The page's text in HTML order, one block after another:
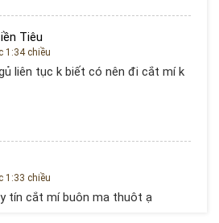
Tiêu
1:34 chiều
liên tục k biết có nên đi cắt mí k
1:33 chiều
tín cắt mí buôn ma thuôt ạ